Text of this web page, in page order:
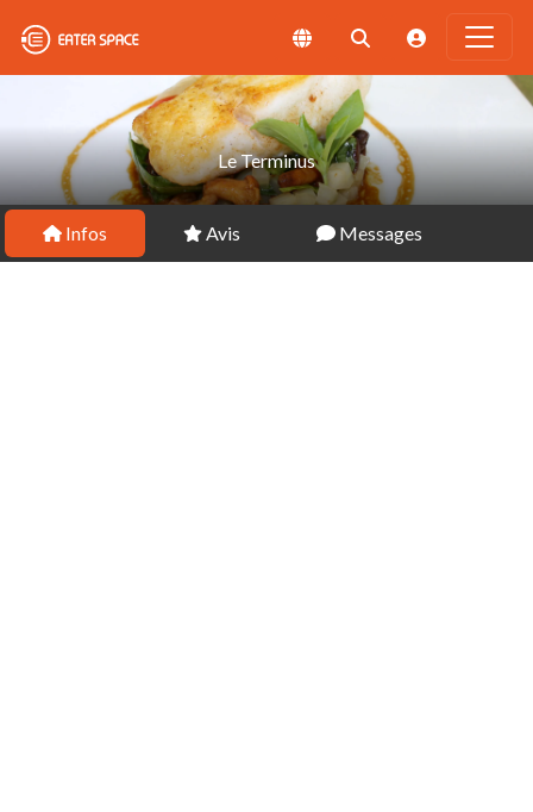
Le Terminus
Infos Avis Messages